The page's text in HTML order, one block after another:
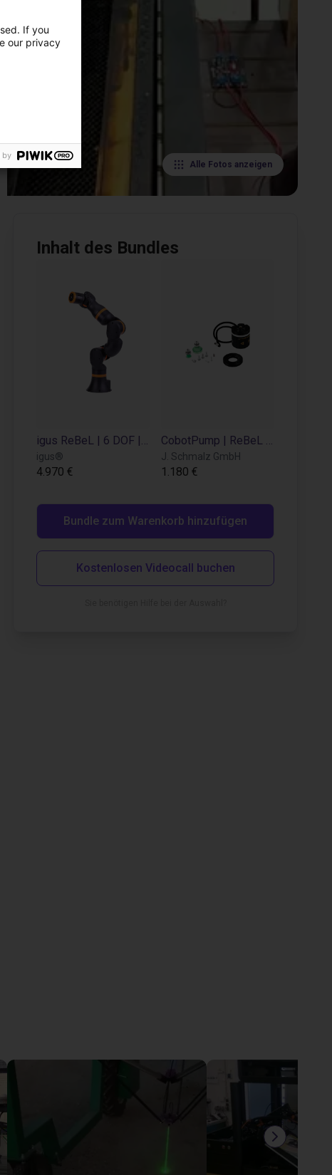
Alle Fotos anzeigen
Inhalt des Bundles
igus ReBeL | 6 DOF | 660 mm | 2 kg
igus®
4.970 €
CobotPump | ReBeL | Elektrisch
J. Schmalz GmbH
1.180 €
Bundle zum Warenkorb hinzufügen
Kostenlosen Videocall buchen
If you
our privacy
by